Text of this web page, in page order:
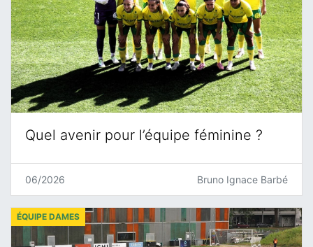
Quel avenir pour l’équipe féminine ?
06/2026 Bruno Ignace Barbé
ÉQUIPE DAMES